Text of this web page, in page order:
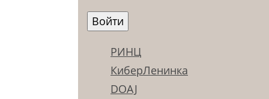
РИНЦ
КиберЛенинка
DOAJ